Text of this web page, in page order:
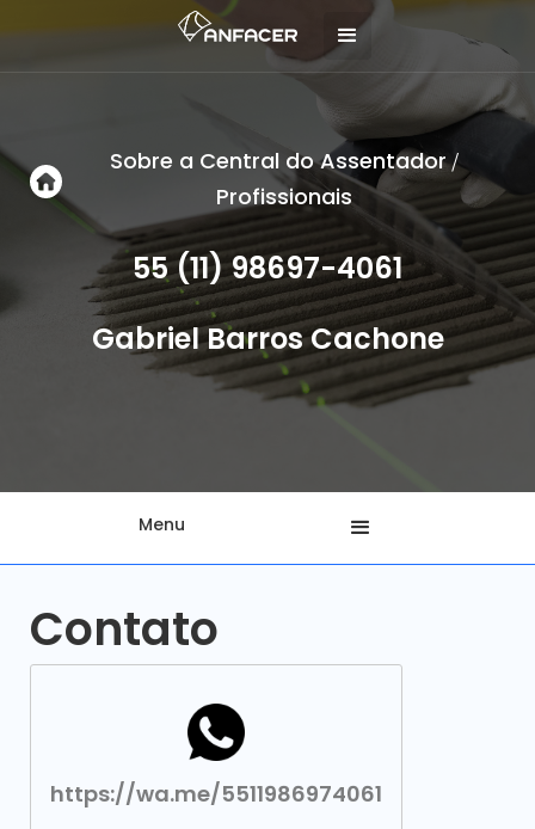
Sobre a Central do Assentador/
Profissionais
55 (11) 98697-4061
Gabriel Barros Cachone
Menu
Contato
https://wa.me/5511986974061